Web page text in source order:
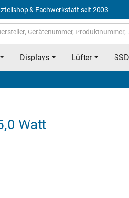
& Fachwerkstatt seit 2003
Displays Lüfter SSD
Watt